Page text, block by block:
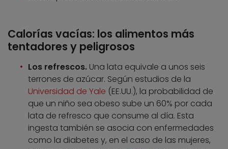
Calorías vacías: los alimentos más
tentadores y peligrosos
Los refrescos. Una lata equivale a unos seis
terrones de azúcar. Según estudios de la
Universidad de Yale (EE.UU.), la probabilidad de
que un niño sea obeso sube un 60% por cada
lata de refresco que consume al día. Esta
ingesta también se asocia con enfermedades
como la diabetes y, en el caso de las mujeres,